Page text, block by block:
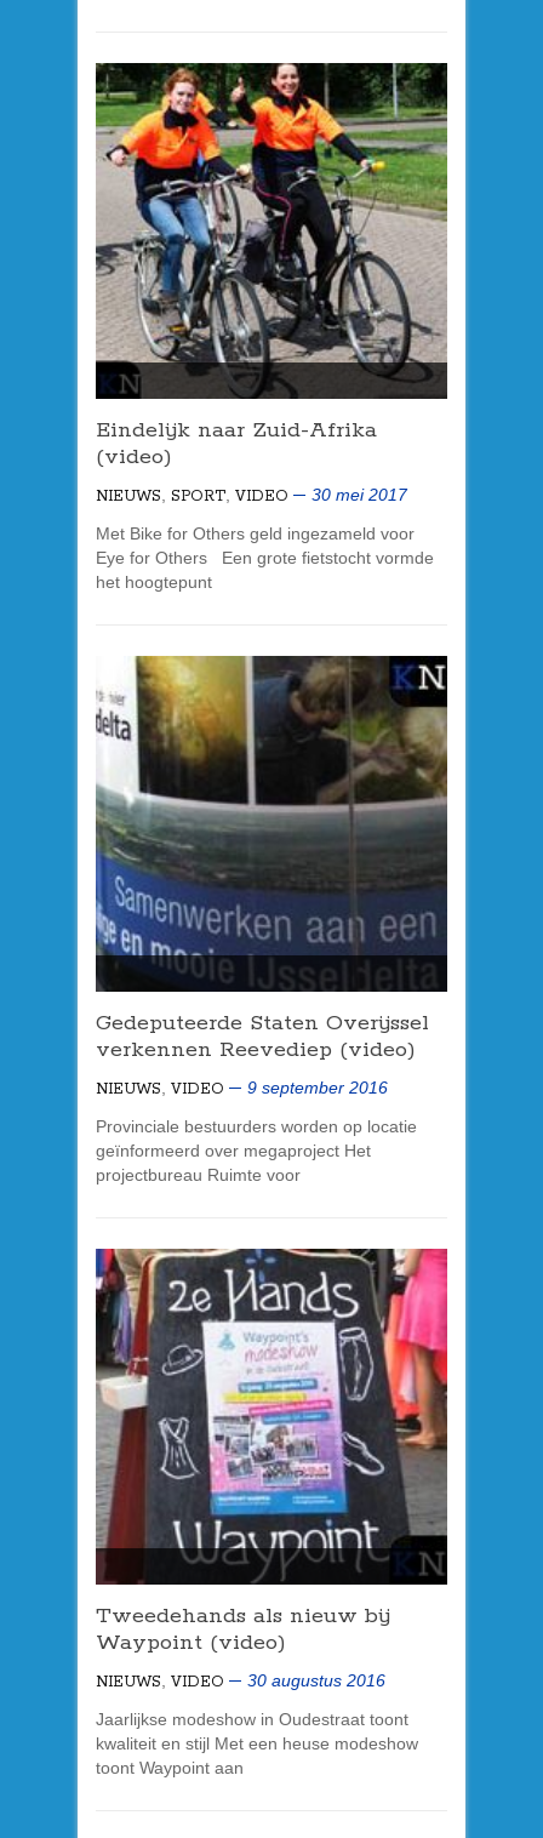
Eindelijk naar Zuid-Afrika
(video)
NIEUWS SPORT VIDEO
30 mei 2017
Met Bike for Others geld ingezameld voor
Eye for Others Een grote fietstocht vormde
het hoogtepunt
Gedeputeerde Staten Overijssel
verkennen Reevediep (video)
NIEUWS VIDEO
9 september 2016
Provinciale bestuurders worden op locatie
geïnformeerd over megaproject Het
projectbureau Ruimte voor
Tweedehands als nieuw bij
Waypoint (video)
NIEUWS VIDEO
30 augustus 2016
Jaarlijkse modeshow in Oudestraat toont
kwaliteit en stijl Met een heuse modeshow
toont Waypoint aan